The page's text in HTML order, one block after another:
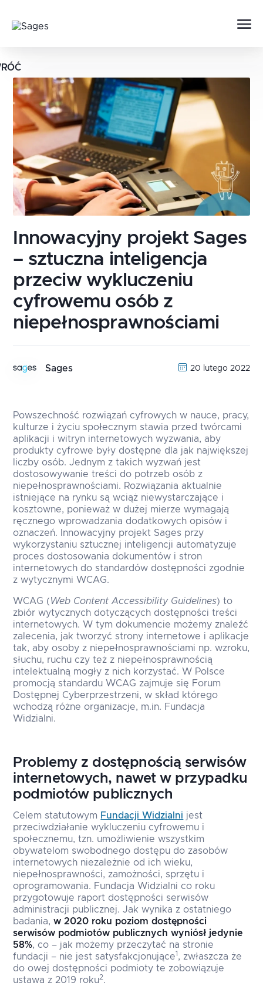
Innowacyjny projekt Sages
– sztuczna inteligencja
przeciw wykluczeniu
cyfrowemu osób z
niepełnosprawnościami
Sages 20 lutego 2022
Powszechność rozwiązań cyfrowych w nauce, pracy,
kulturze i życiu społecznym stawia przed twórcami
aplikacji i witryn internetowych wyzwania, aby
produkty cyfrowe były dostępne dla jak największej
liczby osób. Jednym z takich wyzwań jest
dostosowywanie treści do potrzeb osób z
niepełnosprawnościami. Rozwiązania aktualnie
istniejące na rynku są wciąż niewystarczające i
kosztowne, ponieważ w dużej mierze wymagają
ręcznego wprowadzania dodatkowych opisów i
oznaczeń. Innowacyjny projekt Sages przy
wykorzystaniu sztucznej inteligencji automatyzuje
proces dostosowania dokumentów i stron
internetowych do standardów dostępności zgodnie
z wytycznymi WCAG.
WCAG (Web Content Accessibility Guidelines) to
zbiór wytycznych dotyczących dostępności treści
internetowych. W tym dokumencie możemy znaleźć
zalecenia, jak tworzyć strony internetowe i aplikacje
tak, aby osoby z niepełnosprawnościami np. wzroku,
słuchu, ruchu czy też z niepełnosprawnością
intelektualną mogły z nich korzystać. W Polsce
promocją standardu WCAG zajmuje się Forum
Dostępnej Cyberprzestrzeni, w skład którego
wchodzą różne organizacje, m.in. Fundacja
Widzialni.
Problemy z dostępnością serwisów
internetowych, nawet w przypadku
podmiotów publicznych
Celem statutowym Fundacji Widzialni jest
przeciwdziałanie wykluczeniu cyfrowemu i
społecznemu, tzn. umożliwienie wszystkim
obywatelom swobodnego dostępu do zasobów
internetowych niezależnie od ich wieku,
niepełnosprawności, zamożności, sprzętu i
oprogramowania. Fundacja Widzialni co roku
przygotowuje raport dostępności serwisów
administracji publicznej. Jak wynika z ostatniego
badania,w 2020 roku poziom dostępności
serwisów podmiotów publicznych wyniósł jedynie
58%, co – jak możemy przeczytać na stronie
fundacji – nie jest satysfakcjonujące1 , zwłaszcza że
do owej dostępności podmioty te zobowiązuje
ustawa z 2019 roku2.